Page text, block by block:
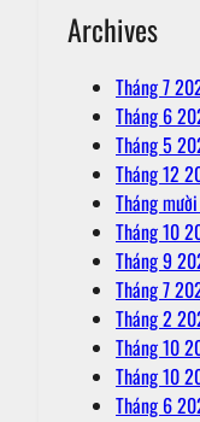
Archives
Tháng 7
Tháng 6
Tháng 5
Tháng 12
Tháng
Tháng 10
Tháng 9
Tháng 7
Tháng 2
Tháng 10
Tháng 10
Tháng 6